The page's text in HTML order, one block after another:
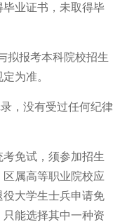
业证书，未取得毕
拟报考本科院校招生
为准。
，没有受过任何纪律
免试，须参加招生
属高等职业院校应
大学生士兵申请免
能选择其中一种资